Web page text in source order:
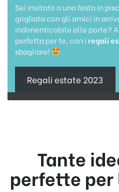
Sei invitato a una festa in
grigliata con gli amici in
indimenticabile alle porte?
perfetta per te, con i regali
sbagliare!
Regali estate 2023
Tante
perfette per